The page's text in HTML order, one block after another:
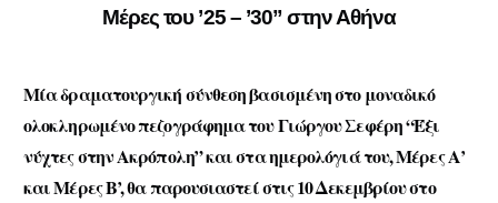
Μέρες του ’25 – ’30” στην Αθήνα
Μία δραματουργική σύνθεση βασισμένη στο μοναδικό
ολοκληρωμένο πεζογράφημα του Γιώργου Σεφέρη “Έξι
νύχτες στην Ακρόπολη”και στα ημερολόγιά του, Μέρες Α’
και Μέρες Β’, θα παρουσιαστεί στις 10 Δεκεμβρίου στο